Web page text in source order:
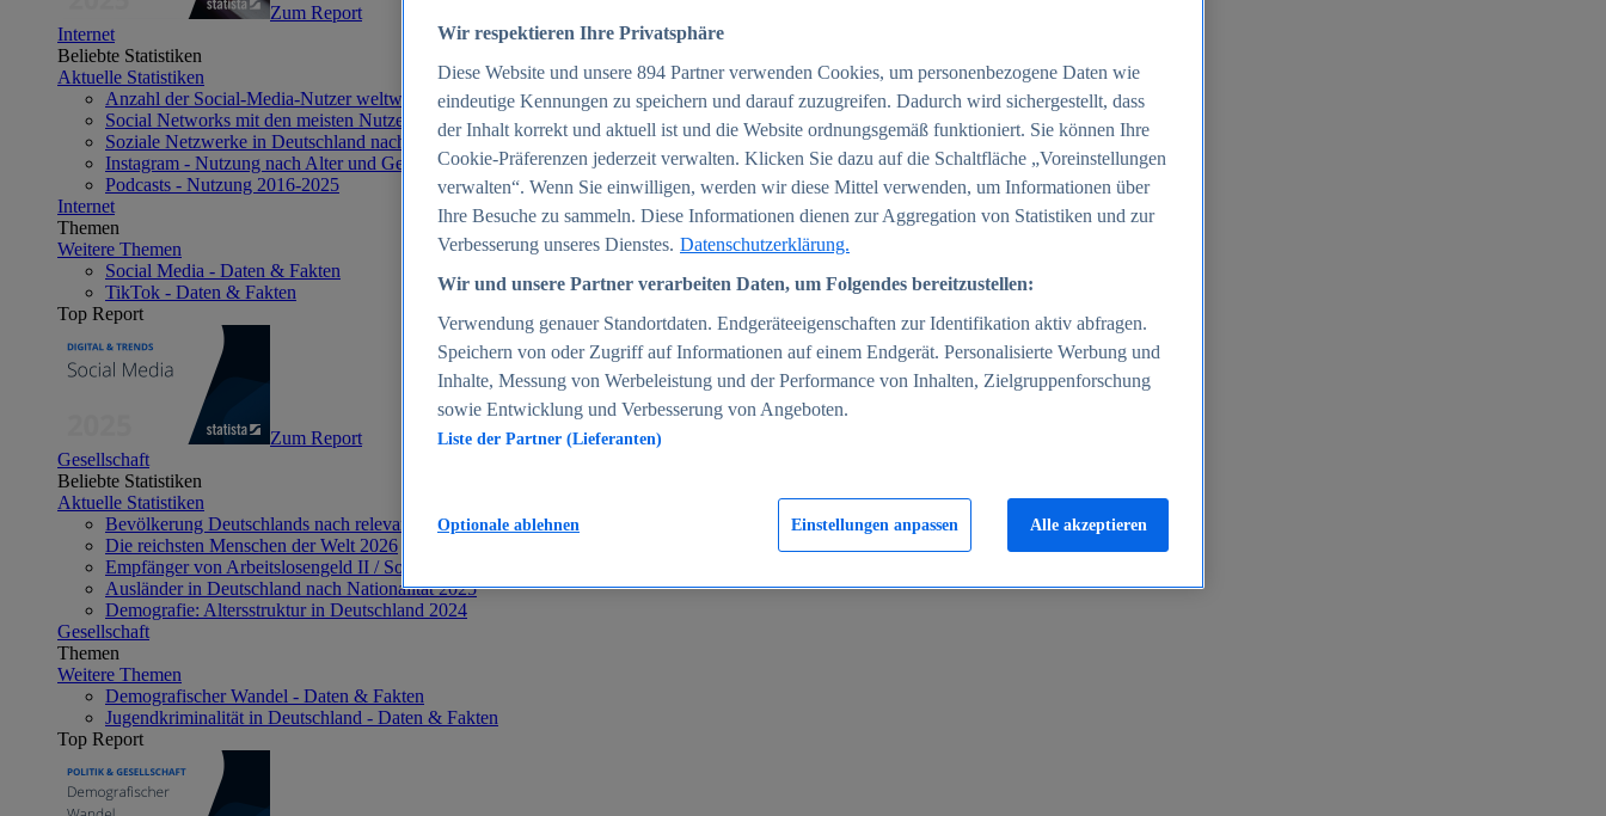
Zum Report
Internet
Beliebte Statistiken
Aktuelle Statistiken
Anzahl der Social-Media-Nutzer weltweit 2012-2025
Social Networks mit den meisten Nutzern weltweit 2025
Soziale Netzwerke in Deutschland nach Generationen 2025
Instagram - Nutzung nach Alter und Geschlecht in Deutschland 2025
Podcasts - Nutzung 2016-2025
Internet
Themen
Weitere Themen
Social Media - Daten & Fakten
TikTok - Daten & Fakten
Top Report
Zum Report
Gesellschaft
Beliebte Statistiken
Aktuelle Statistiken
Bevölkerung Deutschlands nach relevanten Altersgruppen 2024
Die reichsten Menschen der Welt 2026
Empfänger von Arbeitslosengeld II / Sozialgeld / Bürgergeld in Deutschland 2005-2025
Ausländer in Deutschland nach Nationalität 2025
Demografie: Altersstruktur in Deutschland 2024
Gesellschaft
Themen
Weitere Themen
Demografischer Wandel - Daten & Fakten
Jugendkriminalität in Deutschland - Daten & Fakten
Top Report
Wir respektieren Ihre Privatsphäre
Diese Website und unsere 894 Partner verwenden Cookies, um personenbezogene Daten wie
eindeutige Kennungen zu speichern und darauf zuzugreifen. Dadurch wird sichergestellt, dass
der Inhalt korrekt und aktuell ist und die Website ordnungsgemäß funktioniert. Sie können Ihre
Cookie-Präferenzen jederzeit verwalten. Klicken Sie dazu auf die Schaltfläche „Voreinstellungen
verwalten“. Wenn Sie einwilligen, werden wir diese Mittel verwenden, um Informationen über
Ihre Besuche zu sammeln. Diese Informationen dienen zur Aggregation von Statistiken und zur
Verbesserung unseres Dienstes. Datenschutzerklärung.
Wir und unsere Partner verarbeiten Daten, um Folgendes bereitzustellen:
Verwendung genauer Standortdaten. Endgeräteeigenschaften zur Identifikation aktiv abfragen.
Speichern von oder Zugriff auf Informationen auf einem Endgerät. Personalisierte Werbung und
Inhalte, Messung von Werbeleistung und der Performance von Inhalten, Zielgruppenforschung
sowie Entwicklung und Verbesserung von Angeboten.
Liste der Partner (Lieferanten)
Einstellungen anpassen
Optionale ablehnen Alle akzeptieren